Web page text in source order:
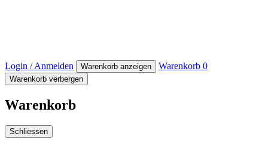
Login / Anmelden Warenkorb anzeigen Warenkorb 0
Warenkorb verbergen
Warenkorb
Schliessen